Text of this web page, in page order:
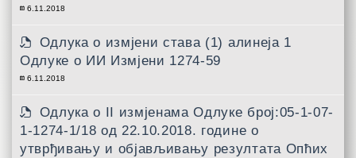
6.11.2018
Одлука о измјени става (1) алинеја 1
Одлуке о ИИ Измјени 1274-59
6.11.2018
Одлука о II измјенама Одлуке број:05-1-07-
1-1274-1/18 од 22.10.2018. године о
утврђивању и објављивању резултата Опћих